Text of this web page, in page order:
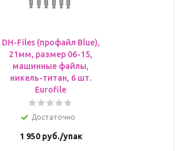
DH-Files (профайл Blue),
21мм, размер 06-15,
машинные файлы,
никель-титан, 6 шт.
Eurofile
Достаточно
1 950руб./упак